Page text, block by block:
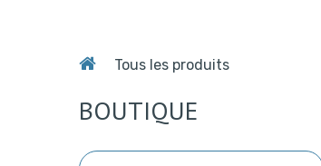
Tous les produits
BOUTIQUE